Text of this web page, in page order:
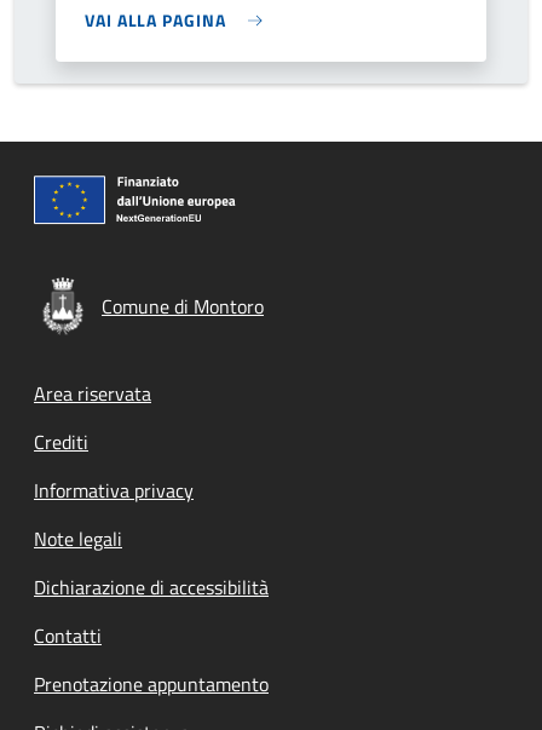
VAI ALLA PAGINA
Comune di Montoro
Footer menu
Area riservata
Crediti
Informativa privacy
Note legali
Dichiarazione di accessibilità
Contatti
Prenotazione appuntamento